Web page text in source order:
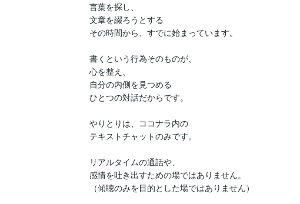
言葉を探し、
文章を綴ろうとする
その時間から、すでに始まっています。
書くという行為そのものが、
心を整え、
自分の内側を見つめる
ひとつの対話だからです。
やりとりは、ココナラ内の
テキストチャットのみです。
リアルタイムの通話や、
感情を吐き出すための場ではありません。
（傾聴のみを目的とした場ではありません）